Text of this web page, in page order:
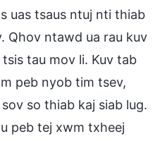
uas tsaus ntuj nti thiab
Qhov ntawd ua rau kuv
tau mov li. Kuv tab
peb nyob tim tsev,
so thiab kaj siab lug.
peb tej xwm txheej